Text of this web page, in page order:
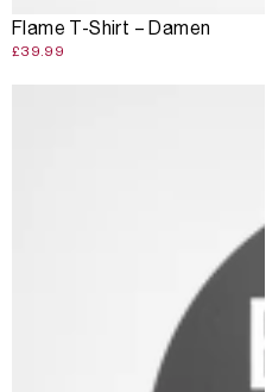
Flame T-Shirt – Damen
£39.99